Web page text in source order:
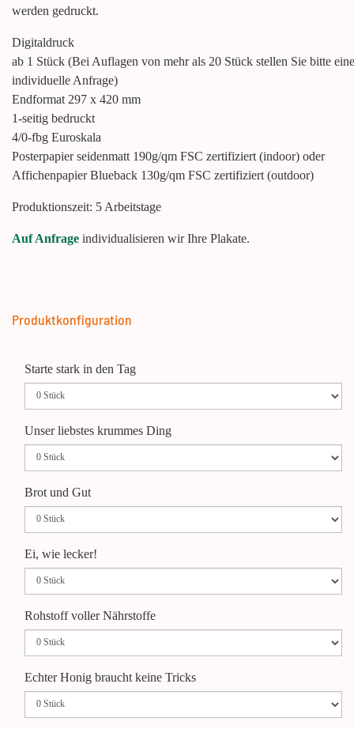
werden gedruckt.
Digitaldruck
ab 1 Stück (Bei Auflagen von mehr als 20 Stück stellen Sie bitte eine
individuelle Anfrage)
Endformat 297 x 420 mm
1-seitig bedruckt
4/0-fbg Euroskala
Posterpapier seidenmatt 190g/qm FSC zertifiziert (indoor) oder
Affichenpapier Blueback 130g/qm FSC zertifiziert (outdoor)
Produktionszeit: 5 Arbeitstage
Auf Anfrage individualisieren wir Ihre Plakate.
Produktkonfiguration
Starte stark in den Tag
Unser liebstes krummes Ding
Brot und Gut
Ei, wie lecker!
Rohstoff voller Nährstoffe
Echter Honig braucht keine Tricks